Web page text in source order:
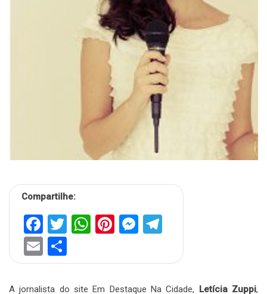
Compartilhe:
Facebook
Twitter
WhatsApp
Pinterest
Messenger
Email
A jornalista do site Em Destaque Na Cidade, Letícia Zuppi,